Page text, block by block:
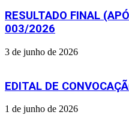
RESULTADO FINAL
003/2026
3 de junho de 2026
EDITAL DE
1 de junho de 2026